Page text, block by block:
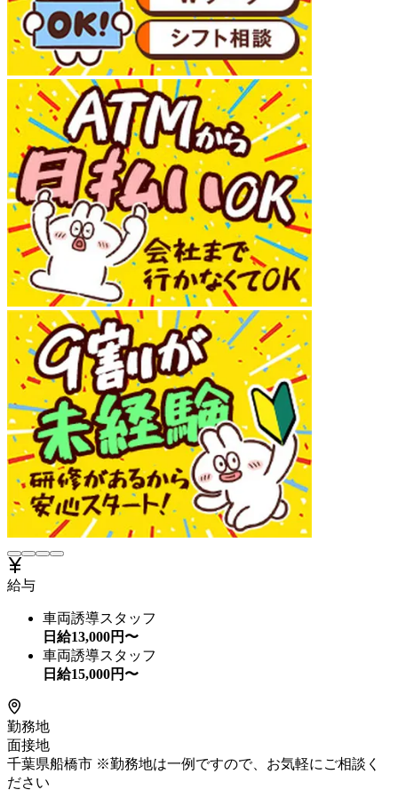
給与
車両誘導スタッフ
日給13,000円〜
車両誘導スタッフ
日給15,000円〜
勤務地
面接地
千葉県船橋市 ※勤務地は一例ですので、お気軽にご相談く
ださい